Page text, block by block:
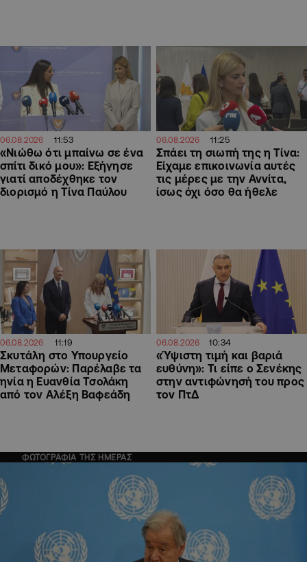
06.08.2026 11:53
«Νιώθω ότι μπαίνω σε ένα
σπίτι δικό μου»: Εξήγησε
γιατί αποδέχθηκε τον
διορισμό η Τίνα Παύλου
06.08.2026 11:25
Σπάει τη σιωπή της η Τίνα:
Είχαμε επικοινωνία αυτές
τις μέρες με την Αννίτα,
ίσως όχι όσο θα ήθελε
06.08.2026 11:19
Σκυτάλη στο Υπουργείο
Μεταφορών: Παρέλαβε τα
ηνία η Ευανθία Τσολάκη
από τον Αλέξη Βαφεάδη
06.08.2026 10:34
«Ύψιστη τιμή και βαριά
ευθύνη»: Τι είπε ο Σενέκης
στην αντιφώνησή του προς
τον ΠτΔ
ΦΩΤΟΓΡΑΦΙΑ ΤΗΣ ΗΜΕΡΑΣ